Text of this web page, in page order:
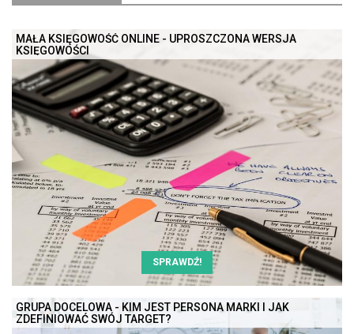
MAŁA KSIĘGOWOŚĆ ONLINE - UPROSZCZONA WERSJA
KSIĘGOWOŚCI
SPRAWDŹ!
GRUPA DOCELOWA - KIM JEST PERSONA MARKI I JAK
ZDEFINIOWAĆ SWÓJ TARGET?